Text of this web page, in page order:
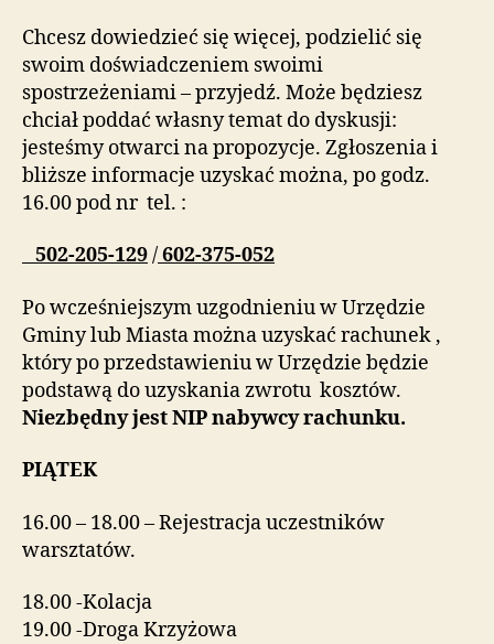
Chcesz dowiedzieć się więcej, podzielić się
swoim doświadczeniem swoimi
spostrzeżeniami – przyjedź. Może będziesz
chciał poddać własny temat do dyskusji:
jesteśmy otwarci na propozycje. Zgłoszenia i
bliższe informacje uzyskać można, po godz.
16.00 pod nr tel. :
502-205-129/602-375-052
Po wcześniejszym uzgodnieniu w Urzędzie
Gminy lub Miasta można uzyskać rachunek ,
który po przedstawieniu w Urzędzie będzie
podstawą do uzyskania zwrotu kosztów.
Niezbędny jest NIP nabywcy rachunku.
PIĄTEK
16.00 – 18.00 – Rejestracja uczestników
warsztatów.
18.00 -Kolacja
19.00 -Droga Krzyżowa